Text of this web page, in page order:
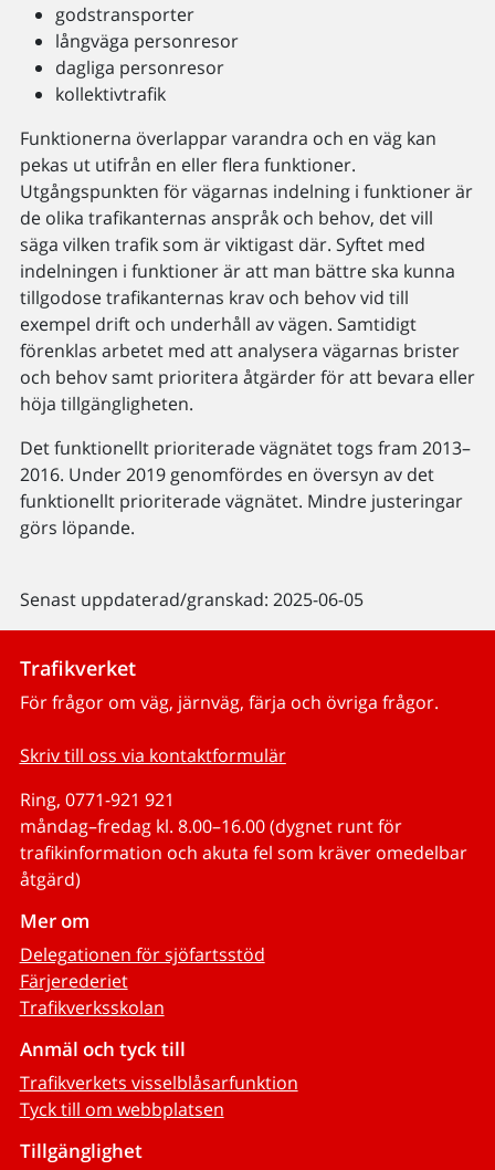
godstransporter
långväga personresor
dagliga personresor
kollektivtrafik
Funktionerna överlappar varandra och en väg kan
pekas ut utifrån en eller flera funktioner.
Utgångspunkten för vägarnas indelning i funktioner är
de olika trafikanternas anspråk och behov, det vill
säga vilken trafik som är viktigast där. Syftet med
indelningen i funktioner är att man bättre ska kunna
tillgodose trafikanternas krav och behov vid till
exempel drift och underhåll av vägen. Samtidigt
förenklas arbetet med att analysera vägarnas brister
och behov samt prioritera åtgärder för att bevara eller
höja tillgängligheten.
Det funktionellt prioriterade vägnätet togs fram 2013–
2016. Under 2019 genomfördes en översyn av det
funktionellt prioriterade vägnätet. Mindre justeringar
görs löpande.
Senast uppdaterad/granskad: 2025-06-05
Trafikverket
För frågor om väg, järnväg, färja och övriga frågor.
Skriv till oss via kontaktformulär
Ring, 0771-921 921
måndag–fredag kl. 8.00–16.00 (dygnet runt för
trafikinformation och akuta fel som kräver omedelbar
åtgärd)
Mer om
Delegationen för sjöfartsstöd
Färjerederiet
Trafikverksskolan
Anmäl och tyck till
Trafikverkets visselblåsarfunktion
Tyck till om webbplatsen
Tillgänglighet